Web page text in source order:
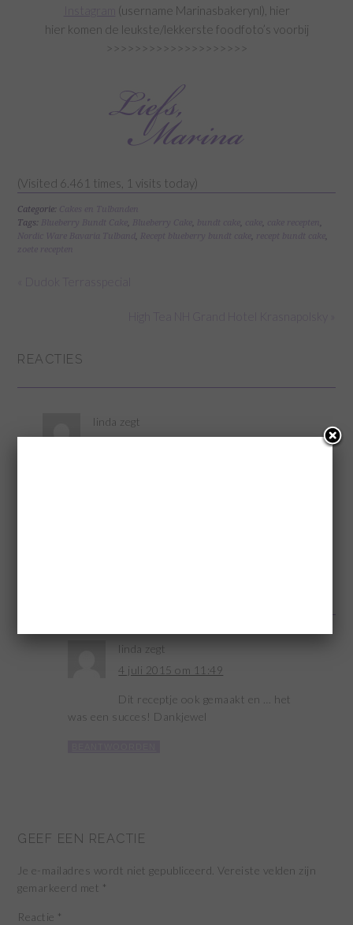
Instagram
(username Marinasbakerynl), hier
hier komen de leukste/lekkerste foodfoto’s voorbij
>>>>>>>>>>>>>>>>>>>>
(Visited 6.461 times, 1 visits today)
Categorie: Cakes en Tulbanden
Tags: Blueberry Bundt Cake, Blueberry Cake, bundt cake, cake, cake recepten,
Nordic Ware Bavaria Tulband, Recept blueberry bundt cake, recept bundt cake,
zoete recepten
High Tea NH Grand Hotel Krasnapolsky »
REACTIES
linda zegt
linda zegt
4 juli 2015 om 11:49
Dit receptje ook gemaakt en … het
was een succes! Dankjewel
GEEF EEN REACTIE
Je e-mailadres wordt niet gepubliceerd. Vereiste velden zijn
gemarkeerd met *
Reactie *